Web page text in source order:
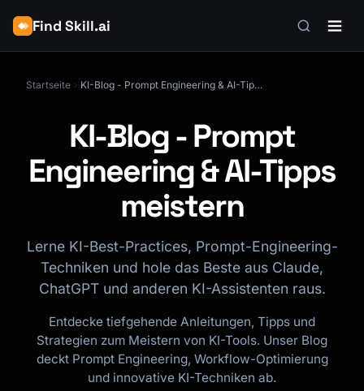
Find Skill.ai
Startseite KI-Blog - Prompt Engineering & AI-Tipps meistern
KI-Blog - Prompt
Engineering & AI-Tipps
meistern
Lerne KI-Best-Practices, Prompt-Engineering-
Techniken und hole das Beste aus Claude,
ChatGPT und anderen KI-Assistenten raus.
Entdecke tiefgehende Anleitungen, Tipps und
Strategien zum Meistern von KI-Tools. Unser Blog
deckt Prompt Engineering, Workflow-Optimierung
und innovative KI-Techniken ab.